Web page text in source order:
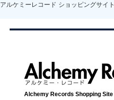
アルケミーレコード ショッピングサイト
Alchemy Records Shopping Site